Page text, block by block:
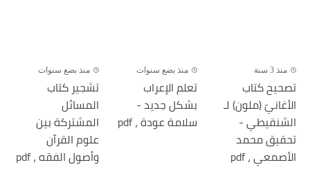
منذ 3 سنة
تصحيح كتاب
الأغانيّ (ملون) لـ
الشنقيطي -
تحقيق محمد
الأصمعي ، pdf
منذ بضع سنوات
تعلم الإعراب
بشكل جديد -
سلامة عودة ، pdf
منذ بضع سنوات
تشجير كتاب
المسائل
المشتركة بين
علوم القرآن
وأصول الفقه ، pdf